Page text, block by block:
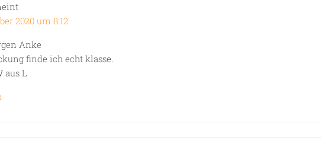
2020 um 8:12
Anke
finde ich echt klasse.
aus L